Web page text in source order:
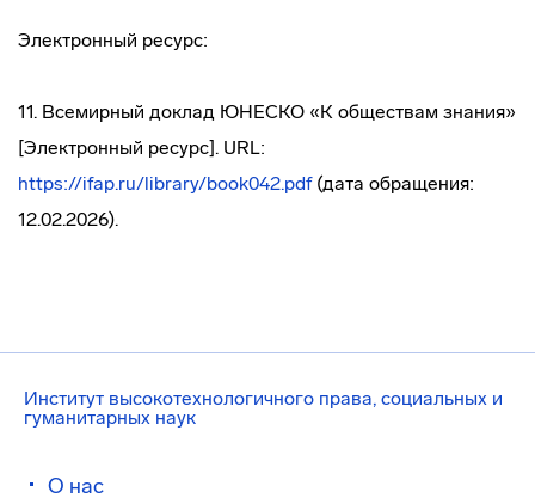
Институт высокотехнологичного права, социальных и
гуманитарных наук
О нас
Электронный ресурс:
11. Всемирный доклад ЮНЕСКО «К обществам знания»
[Электронный ресурс]. URL:
https://ifap.ru/library/book042.pdf(дата обращения:
12.02.2026).